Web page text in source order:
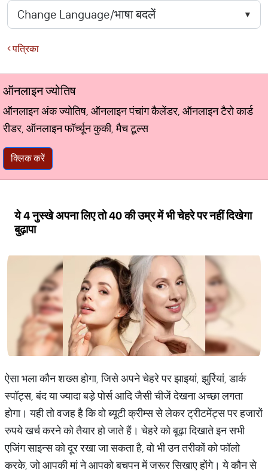
पत्रिका
ऑनलाइन ज्योतिष
ऑनलाइन अंक ज्योतिष, ऑनलाइन पंचांग कैलेंडर, ऑनलाइन टैरो कार्ड
रीडर, ऑनलाइन फॉर्च्यून कुकी, मैच टूल्स
क्लिक करें
ये 4 नुस्खे अपना लिए तो 40 की उम्र में भी चेहरे पर नहीं दिखेगा
बुढ़ापा
ऐसा भला कौन शख्स होगा, जिसे अपने चेहरे पर झाइयां, झुर्रियां, डार्क
स्पॉट्स, बंद या ज्यादा बड़े पोर्स आदि जैसी चीजें देखना अच्छा लगता
होगा। यही तो वजह है कि वो ब्यूटी क्रीम्स से लेकर ट्रीटमेंट्स पर हजारों
रुपये खर्च करने को तैयार हो जाते हैं। चेहरे को बूढ़ा दिखाते इन सभी
एजिंग साइन्स को दूर रखा जा सकता है, वो भी उन तरीकों को फॉलो
करके, जो आपकी मां ने आपको बचपन में जरूर सिखाए होंगे। ये कौन से